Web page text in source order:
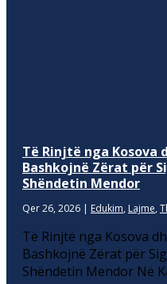
Të Rinjtë nga Kosova
Bashkojnë Zërat për
Shëndetin Mendor
Qer 26, 2026 | Edukim, Lajme,
Të Rinjtë nga Kosova
Bashkojnë Zërat për
Shëndetin Mendor Në